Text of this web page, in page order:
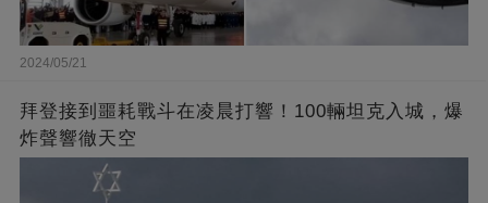
2024/05/21
拜登接到噩耗戰斗在凌晨打響！100輛坦克入城，爆
炸聲響徹天空